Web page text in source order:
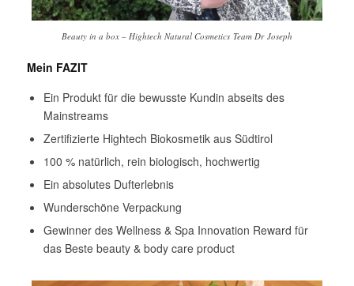
Beauty in a box – Hightech Natural Cosmetics Team Dr Joseph
Mein FAZIT
Ein Produkt für die bewusste Kundin abseits des
Mainstreams
Zertifizierte Hightech Biokosmetik aus Südtirol
100 % natürlich, rein biologisch, hochwertig
Ein absolutes Dufterlebnis
Wunderschöne Verpackung
Gewinner des Wellness & Spa Innovation Reward für
das Beste beauty & body care product